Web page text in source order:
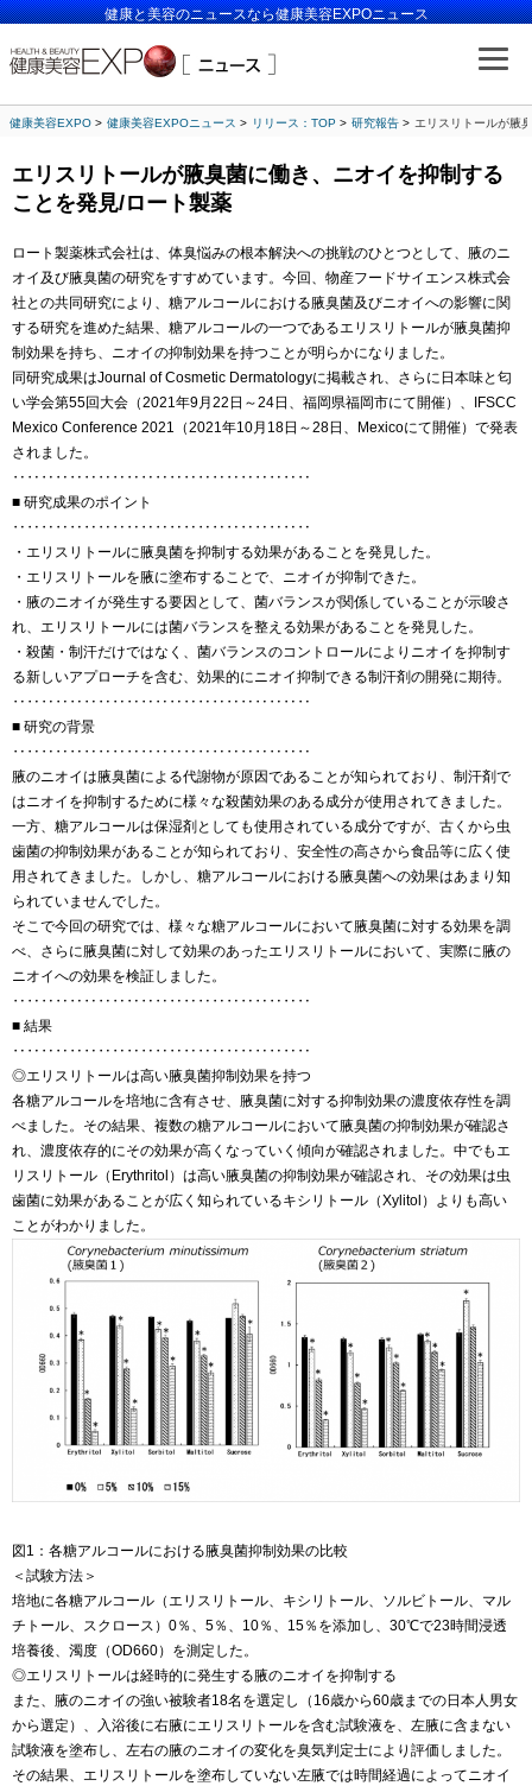
健康と美容のニュースなら健康美容EXPOニュース
健康美容EXPO 健康美容EXPOニュース リリース：TOP 研究報告 エリスリトールが腋
エリスリトールが腋臭菌に働き、ニオイを抑制する
ことを発見/ロート製薬
ロート製薬株式会社は、体臭悩みの根本解決への挑戦のひとつとして、腋のニ
オイ及び腋臭菌の研究をすすめています。今回、物産フードサイエンス株式会
社との共同研究により、糖アルコールにおける腋臭菌及びニオイへの影響に関
する研究を進めた結果、糖アルコールの一つであるエリスリトールが腋臭菌抑
制効果を持ち、ニオイの抑制効果を持つことが明らかになりました。
同研究成果はJournal of Cosmetic Dermatologyに掲載され、さらに日本味と匂
い学会第55回大会（2021年9月22日～24日、福岡県福岡市にて開催）、IFSCC
Mexico Conference 2021（2021年10月18日～28日、Mexicoにて開催）で発表
されました。
‥‥‥‥‥‥‥‥‥‥‥‥‥‥‥‥‥‥‥‥‥
■ 研究成果のポイント
‥‥‥‥‥‥‥‥‥‥‥‥‥‥‥‥‥‥‥‥‥
・エリスリトールに腋臭菌を抑制する効果があることを発見した。
・エリスリトールを腋に塗布することで、ニオイが抑制できた。
・腋のニオイが発生する要因として、菌バランスが関係していることが示唆さ
れ、エリスリトールには菌バランスを整える効果があることを発見した。
・殺菌・制汗だけではなく、菌バランスのコントロールによりニオイを抑制す
る新しいアプローチを含む、効果的にニオイ抑制できる制汗剤の開発に期待。
‥‥‥‥‥‥‥‥‥‥‥‥‥‥‥‥‥‥‥‥‥
■ 研究の背景
‥‥‥‥‥‥‥‥‥‥‥‥‥‥‥‥‥‥‥‥‥
腋のニオイは腋臭菌による代謝物が原因であることが知られており、制汗剤で
はニオイを抑制するために様々な殺菌効果のある成分が使用されてきました。
一方、糖アルコールは保湿剤としても使用されている成分ですが、古くから虫
歯菌の抑制効果があることが知られており、安全性の高さから食品等に広く使
用されてきました。しかし、糖アルコールにおける腋臭菌への効果はあまり知
られていませんでした。
そこで今回の研究では、様々な糖アルコールにおいて腋臭菌に対する効果を調
べ、さらに腋臭菌に対して効果のあったエリスリトールにおいて、実際に腋の
ニオイへの効果を検証しました。
‥‥‥‥‥‥‥‥‥‥‥‥‥‥‥‥‥‥‥‥‥
■ 結果
‥‥‥‥‥‥‥‥‥‥‥‥‥‥‥‥‥‥‥‥‥
◎エリスリトールは高い腋臭菌抑制効果を持つ
各糖アルコールを培地に含有させ、腋臭菌に対する抑制効果の濃度依存性を調
べました。その結果、複数の糖アルコールにおいて腋臭菌の抑制効果が確認さ
れ、濃度依存的にその効果が高くなっていく傾向が確認されました。中でもエ
リスリトール（Erythritol）は高い腋臭菌の抑制効果が確認され、その効果は虫
歯菌に効果があることが広く知られているキシリトール（Xylitol）よりも高い
ことがわかりました。
図1：各糖アルコールにおける腋臭菌抑制効果の比較
＜試験方法＞
培地に各糖アルコール（エリスリトール、キシリトール、ソルビトール、マル
チトール、スクロース）0％、5％、10％、15％を添加し、30℃で23時間浸透
培養後、濁度（OD660）を測定した。
◎エリスリトールは経時的に発生する腋のニオイを抑制する
また、腋のニオイの強い被験者18名を選定し（16歳から60歳までの日本人男女
から選定）、入浴後に右腋にエリスリトールを含む試験液を、左腋に含まない
試験液を塗布し、左右の腋のニオイの変化を臭気判定士により評価しました。
その結果、エリスリトールを塗布していない左腋では時間経過によってニオイ